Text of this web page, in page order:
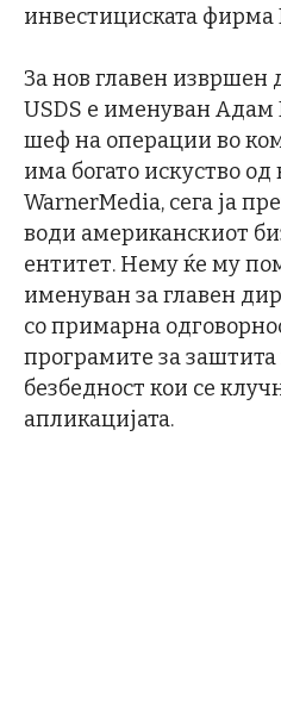
инвестициската фирма
За нов главен извршен
USDS е именуван Адам
шеф на операции во
има богато искуство
WarnerMedia, сега ја
води американскиот
ентитет. Нему ќе му
именуван за главен
со примарна
програмите за заштита
безбедност кои се
апликацијата.